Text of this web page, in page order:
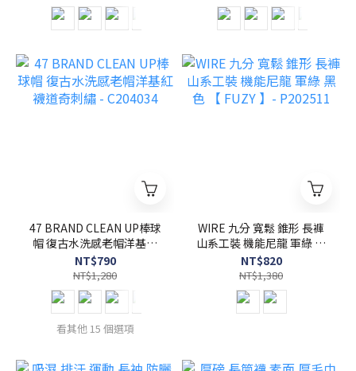
47 BRAND CLEAN UP棒球
帽 復古水洗感老帽洋基紅
襪道奇刺繡 - C204034
NT$790
NT$1,280
看其他 15 個選項
WIRE 九分 寬鬆 錐形 長褲
山系工裝 機能尼龍 軍綠 黑
色 【 FUZY 】- P202511
NT$820
NT$1,380